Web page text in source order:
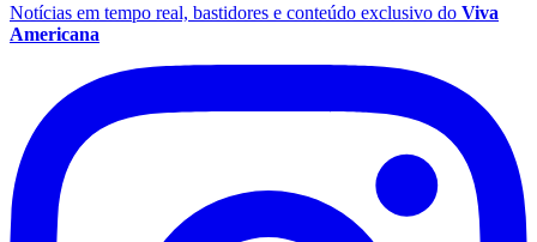
Notícias em tempo real, bastidores e conteúdo exclusivo do Viva
Americana